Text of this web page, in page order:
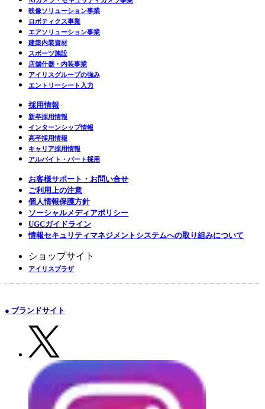
映像ソリューション事業
ロボティクス事業
エアソリューション事業
建築内装資材
スポーツ施設
店舗什器・内装事業
アイリスグループの強み
エントリーシート入力
採用情報
新卒採用情報
インターンシップ情報
高卒採用情報
キャリア採用情報
アルバイト・パート採用
お客様サポート・お問い合せ
ご利用上の注意
個人情報保護方針
ソーシャルメディアポリシー
UGCガイドライン
情報セキュリティマネジメントシステムへの取り組みについて
ショップサイト
アイリスプラザ
● ブランドサイト